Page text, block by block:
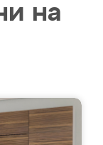
на